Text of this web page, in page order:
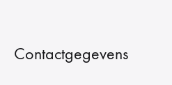
Contactgegevens